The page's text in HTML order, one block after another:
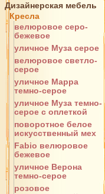
Дизайнерская мебель
Кресла
велюровое серо-
бежевое
уличное Муза серое
велюровое светло-
серое
уличное Марра
темно-серое
уличное Муза темно-
серое с оплеткой
поворотное белое
искусственный мех
Fabio велюровое
бежевое
уличное Верона
темно-серое
розовое